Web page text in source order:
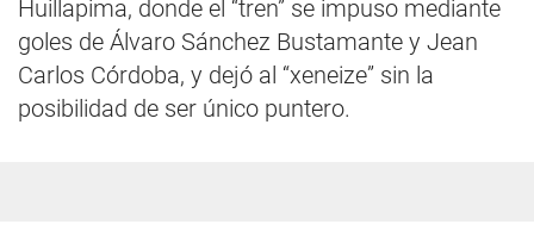
Huillapima, donde el “tren” se impuso mediante
goles de Álvaro Sánchez Bustamante y Jean
Carlos Córdoba, y dejó al “xeneize” sin la
posibilidad de ser único puntero.